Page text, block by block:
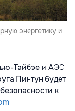
энергетику и
Тайбэе и АЭС
Пинтун будет
к